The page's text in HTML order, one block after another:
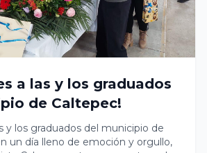
a las y los graduados
de Caltepec!
y los graduados del municipio de
un día lleno de emoción y orgullo,